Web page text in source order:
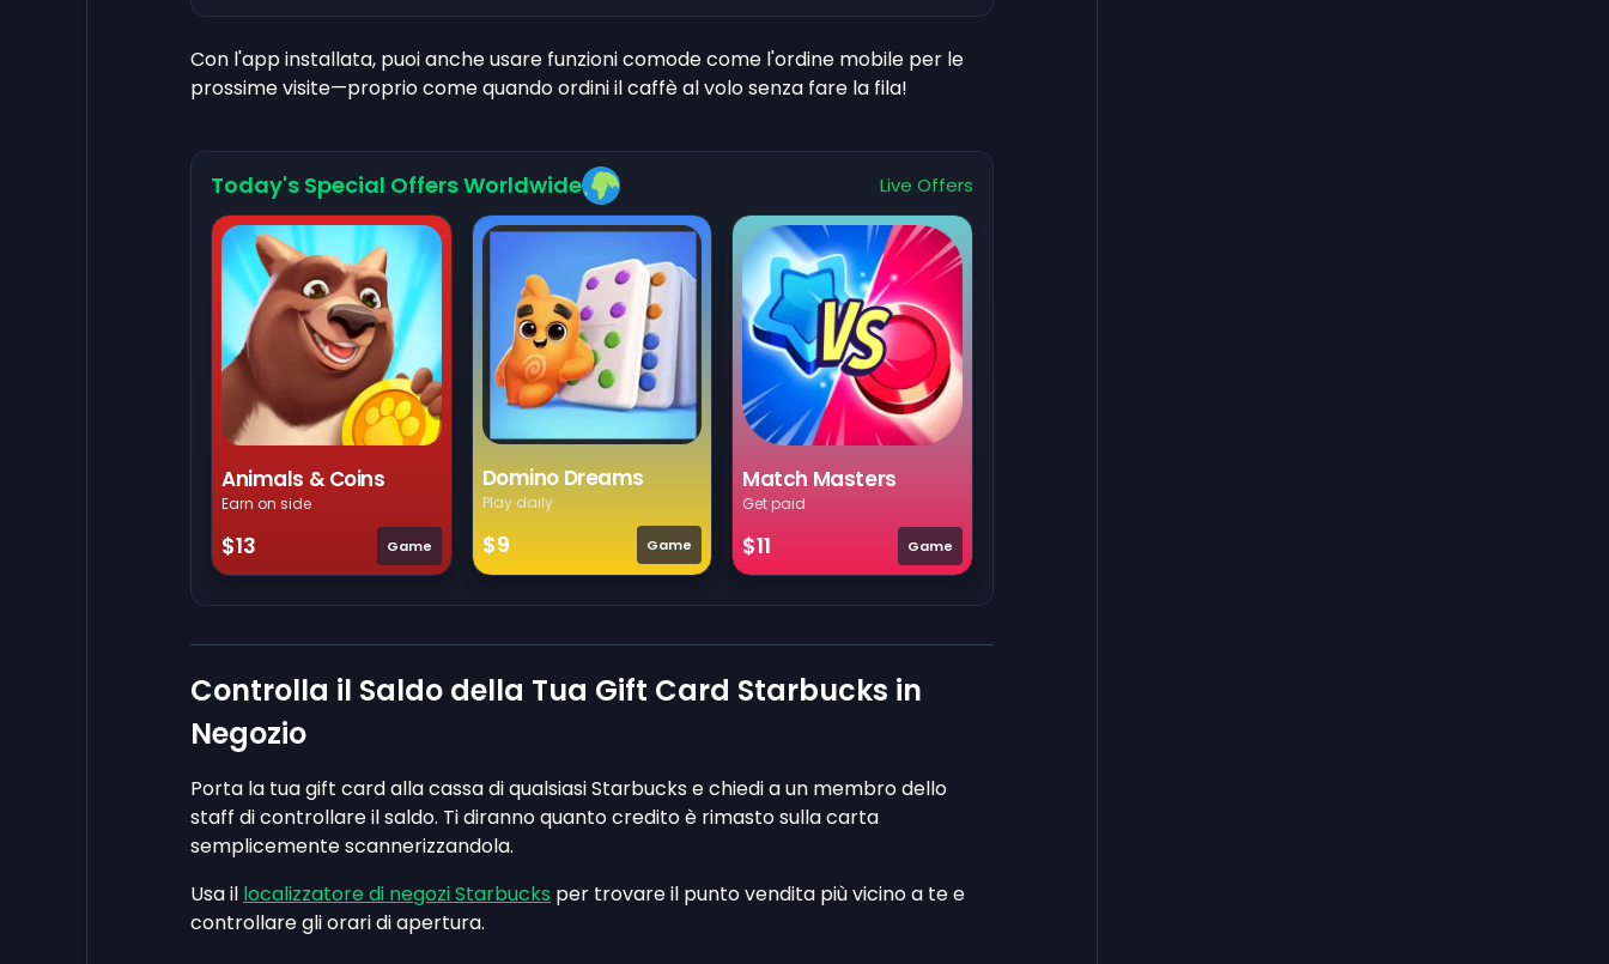
Con l'app installata, puoi anche usare funzioni comode come l'ordine mobile per le
prossime visite—proprio come quando ordini il caffè al volo senza fare la fila!
Today's Special Offers Worldwide Live Offers
Animals & Coins
Earn on side
$13 Game
Domino Dreams
Play daily
$9 Game
Match Masters
Get paid
$11 Game
Controlla il Saldo della Tua Gift Card Starbucks in
Negozio
Porta la tua gift card alla cassa di qualsiasi Starbucks e chiedi a un membro dello
staff di controllare il saldo. Ti diranno quanto credito è rimasto sulla carta
semplicemente scannerizzandola.
Usa il localizzatore di negozi Starbucks per trovare il punto vendita più vicino a te e
controllare gli orari di apertura.